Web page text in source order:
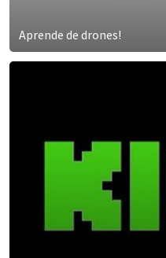
Aprende de drones!